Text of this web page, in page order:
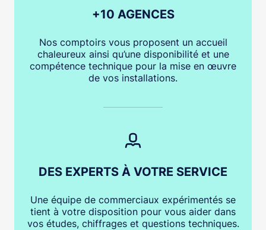
+10 AGENCES
Nos comptoirs vous proposent un accueil
chaleureux ainsi qu’une disponibilité et une
compétence technique pour la mise en œuvre
de vos installations.
DES EXPERTS À VOTRE SERVICE
Une équipe de commerciaux expérimentés se
tient à votre disposition pour vous aider dans
vos études, chiffrages et questions techniques.